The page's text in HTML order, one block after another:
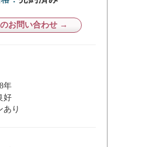
お問い合わせ →
年
好
あり